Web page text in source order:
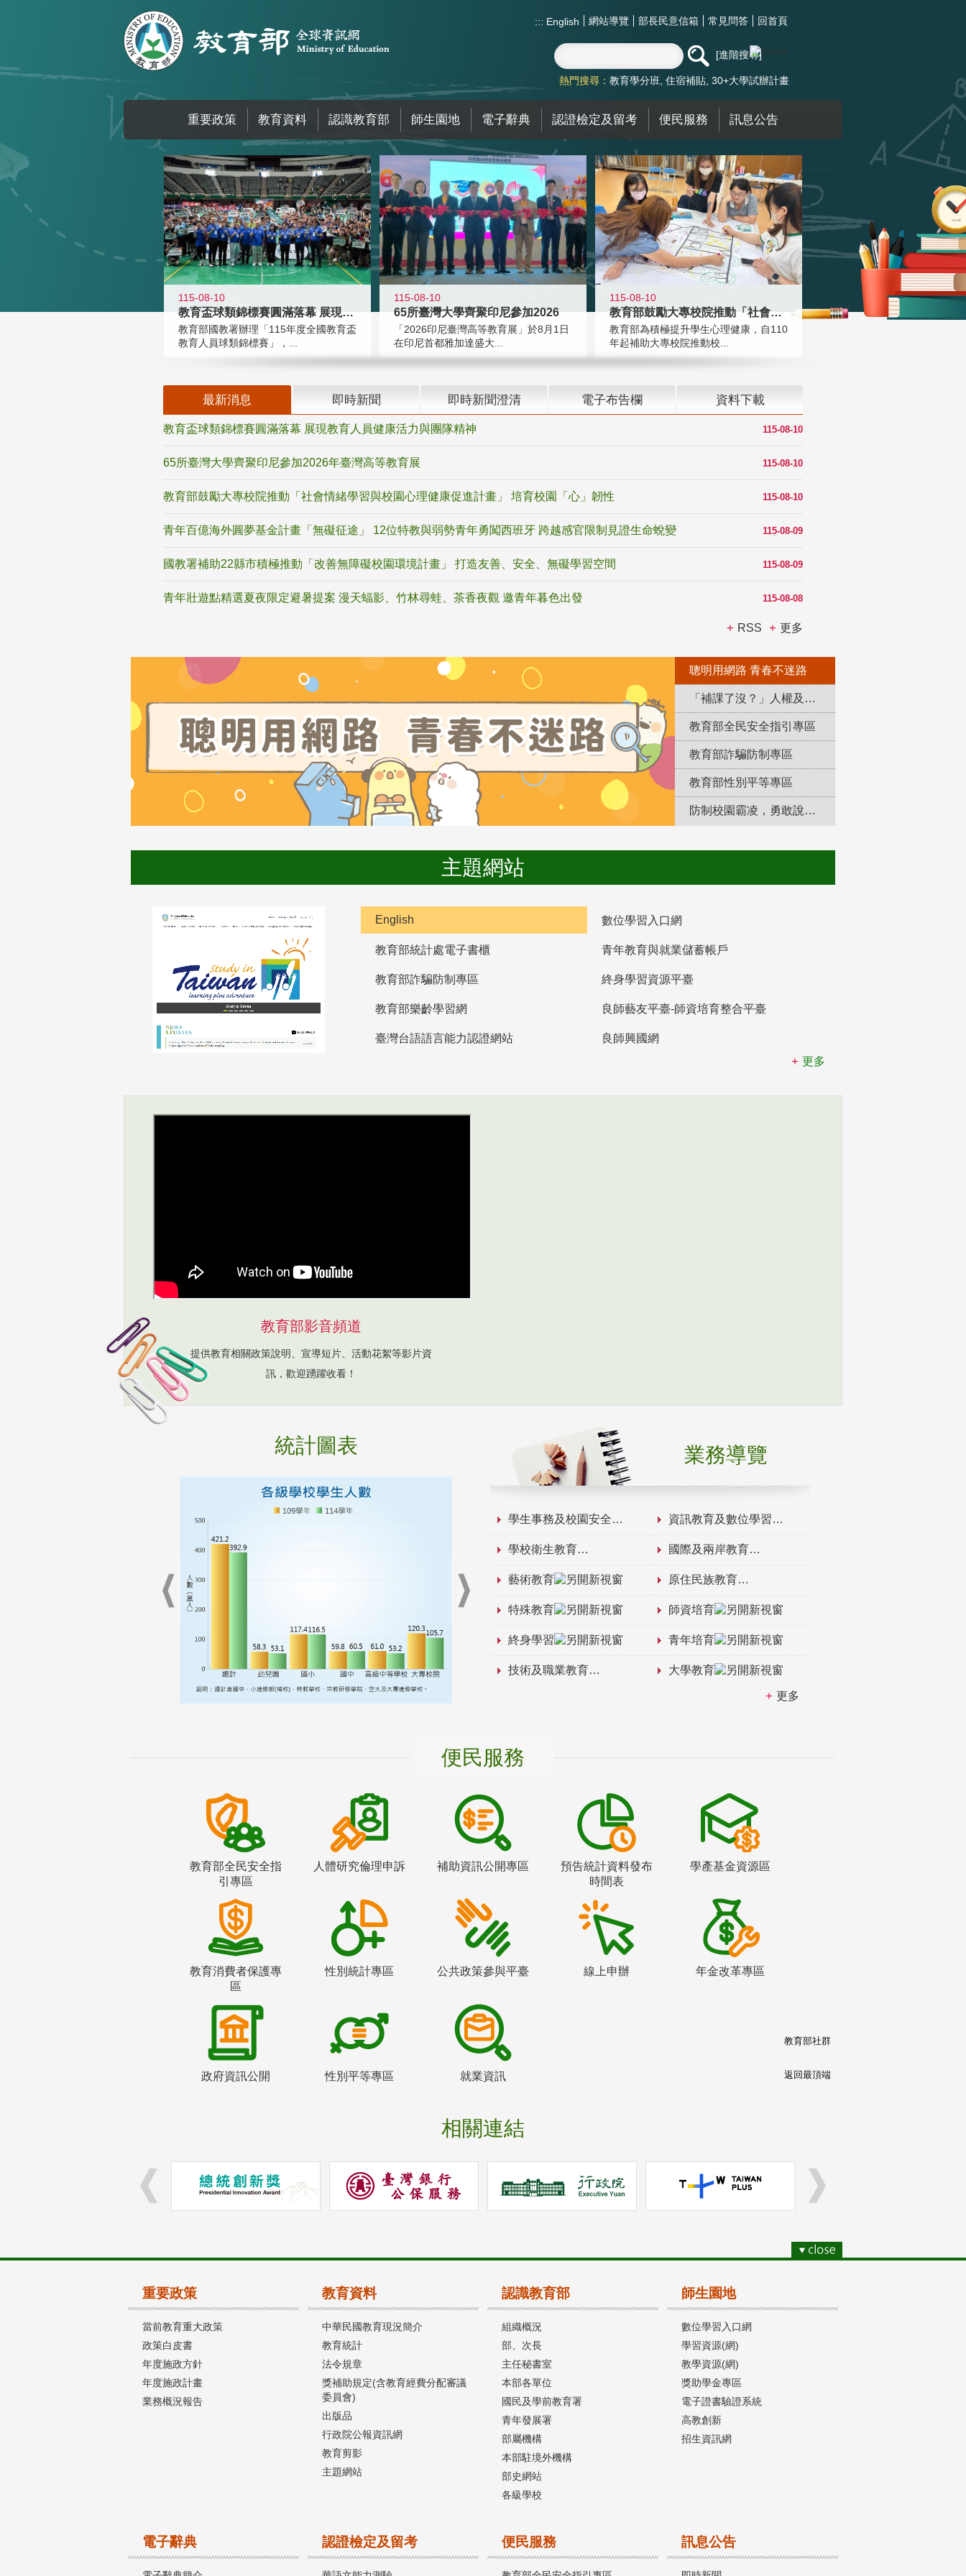
::: English 網站導覽 部長民意信箱 常見問答 回首頁
進階搜尋
熱門搜尋： 教育學分班 住宿補貼 30+大學試辦計畫
重要政策 教育資料 認識教育部 師生園地 電子辭典 認證檢定及留考 便民服務 訊息公告
:::
115-08-10
教育盃球類錦標賽圓滿落幕 展現教育
教育部國教署辦理「115年度全國教育盃
教育人員球類錦標賽」，...
115-08-10
65所臺灣大學齊聚印尼參加2026
「2026印尼臺灣高等教育展」於8月1日
在印尼首都雅加達盛大...
115-08-10
教育部鼓勵大專校院推動「社會情緒學
教育部為積極提升學生心理健康，自110
年起補助大專校院推動校...
最新消息 即時新聞 即時新聞澄清 電子布告欄 資料下載
115-08-10
教育盃球類錦標賽圓滿落幕 展現教育人員健康活力與團隊精神
115-08-10
65所臺灣大學齊聚印尼參加2026年臺灣高等教育展
115-08-10
教育部鼓勵大專校院推動「社會情緒學習與校園心理健康促進計畫」 培育校園「心」韌性
115-08-09
青年百億海外圓夢基金計畫「無礙征途」 12位特教與弱勢青年勇闖西班牙 跨越感官限制見證生命蛻變
115-08-09
國教署補助22縣市積極推動「改善無障礙校園環境計畫」 打造友善、安全、無礙學習空間
115-08-08
青年壯遊點精選夏夜限定避暑提案 漫天蝠影、竹林尋蛙、茶香夜觀 邀青年暮色出發
RSS 更多
聰明用網路 青春不迷路
「補課了沒？」人權及轉型正義教育專區
教育部全民安全指引專區
教育部詐騙防制專區
教育部性別平等專區
防制校園霸凌，勇敢說出來！
主題網站
English 數位學習入口網
教育部統計處電子書櫃 青年教育與就業儲蓄帳戶
教育部詐騙防制專區 終身學習資源平臺
教育部樂齡學習網 良師藝友平臺-師資培育整合平臺
臺灣台語語言能力認證網站
良師興國網
更多
教育部影音頻道
提供教育相關政策說明、宣導短片、活動花絮等影片資
訊，歡迎踴躍收看！
統計圖表 業務導覽
學生事務及校園安全 資訊教育及數位學習
學校衛生教育 國際及兩岸教育
藝術教育 原住民族教育
特殊教育 師資培育
終身學習 青年培育
技術及職業教育 大學教育
更多
便民服務
教育部全民安全指
引專區
人體研究倫理申訴 補助資訊公開專區
預告統計資料發布
時間表
學產基金資源區
教育消費者保護專
區
性別統計專區 公共政策參與平臺 線上申辦 年金改革專區
政府資訊公開 性別平等專區 就業資訊
相關連結
教育部社群
返回最頂端
重要政策
當前教育重大政策
政策白皮書
年度施政方針
年度施政計畫
業務概況報告
教育資料
中華民國教育現況簡介
教育統計
法令規章
獎補助規定(含教育經費分配審議
委員會)
出版品
行政院公報資訊網
教育剪影
主題網站
認識教育部
組織概況
部、次長
主任秘書室
本部各單位
國民及學前教育署
青年發展署
部屬機構
本部駐境外機構
部史網站
各級學校
師生園地
數位學習入口網
學習資源(網)
教學資源(網)
獎助學金專區
電子證書驗證系統
高教創新
招生資訊網
電子辭典 認證檢定及留考 便民服務 訊息公告